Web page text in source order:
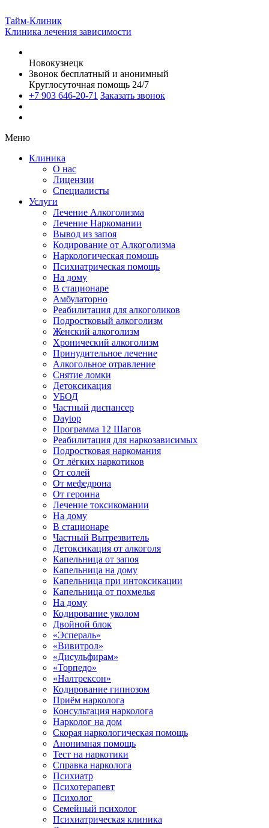
Тайм-Клиник
Клиника лечения зависимости
Новокузнецк
Звонок бесплатный и анонимный
Круглосуточная помощь 24/7
+7 903 646-20-71 Заказать звонок
Меню
Клиника
О нас
Лицензии
Специалисты
Услуги
Лечение Алкоголизма
Лечение Наркомании
Вывод из запоя
Кодирование от Алкоголизма
Наркологическая помощь
Психиатрическая помощь
На дому
В стационаре
Амбулаторно
Реабилитация для алкоголиков
Подростковый алкоголизм
Женский алкоголизм
Хронический алкоголизм
Принудительное лечение
Алкогольное отравление
Снятие ломки
Детоксикация
УБОД
Частный диспансер
Daytop
Программа 12 Шагов
Реабилитация для наркозависимых
Подростковая наркомания
От лёгких наркотиков
От солей
От мефедрона
От героина
Лечение токсикомании
На дому
В стационаре
Частный Вытрезвитель
Детоксикация от алкоголя
Капельница от запоя
Капельница на дому
Капельница при интоксикации
Капельница от похмелья
На дому
Кодирование уколом
Двойной блок
«Эспераль»
«Вивитрол»
«Дисульфирам»
«Торпедо»
«Налтрексон»
Кодирование гипнозом
Приём нарколога
Консультация нарколога
Нарколог на дом
Скорая наркологическая помощь
Анонимная помощь
Тест на наркотики
Справка нарколога
Психиатр
Психотерапевт
Психолог
Семейный психолог
Психиатрическая клиника